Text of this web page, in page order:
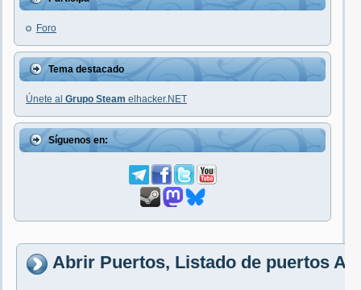
Foro
Tema destacado
Únete al Grupo Steam elhacker.NET
Síguenos en:
Abrir Puertos, Listado de puertos